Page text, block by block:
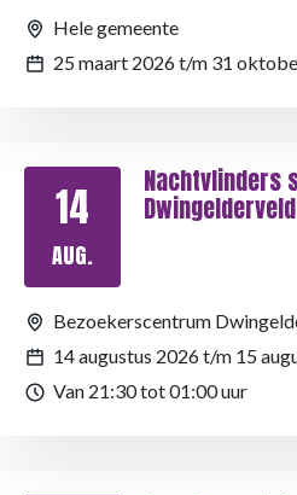
Hele gemeente
25 maart 2026 t/m 31
Nachtvlinders
Dwingelderveld
14
AUG.
Bezoekerscentrum
14 augustus 2026 t/m 15
Van 21:30 tot 01:00 uur